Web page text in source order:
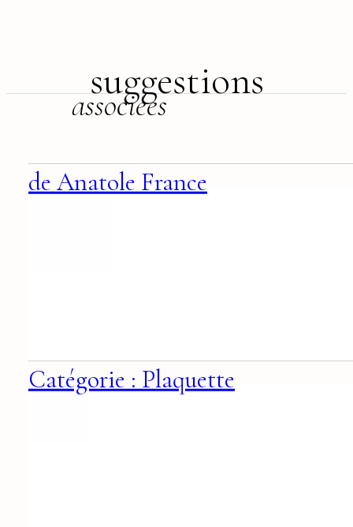
suggestions
associées
de Anatole France
Catégorie : Plaquette